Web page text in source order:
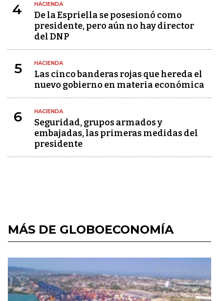
4 HACIENDA
De la Espriella se posesionó como
presidente, pero aún no hay director
del DNP
5 HACIENDA
Las cinco banderas rojas que hereda el
nuevo gobierno en materia económica
6 HACIENDA
Seguridad, grupos armados y
embajadas, las primeras medidas del
presidente
MÁS DE GLOBOECONOMÍA